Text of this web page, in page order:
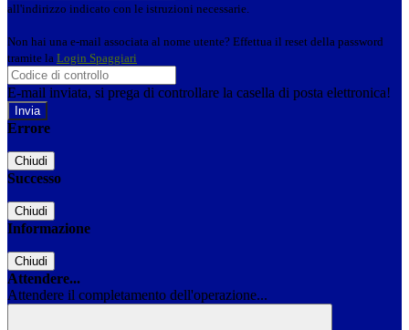
all'indirizzo indicato con le istruzioni necessarie.
Non hai una e-mail associata al nome utente? Effettua il reset della password
tramite la Login Spaggiari
E-mail inviata, si prega di controllare la casella di posta elettronica!
Errore
Chiudi
Successo
Chiudi
Informazione
Chiudi
Attendere...
Attendere il completamento dell'operazione...